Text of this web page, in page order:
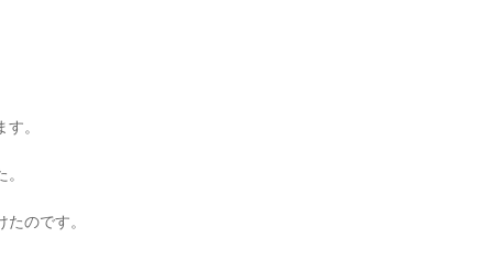
。
のです。